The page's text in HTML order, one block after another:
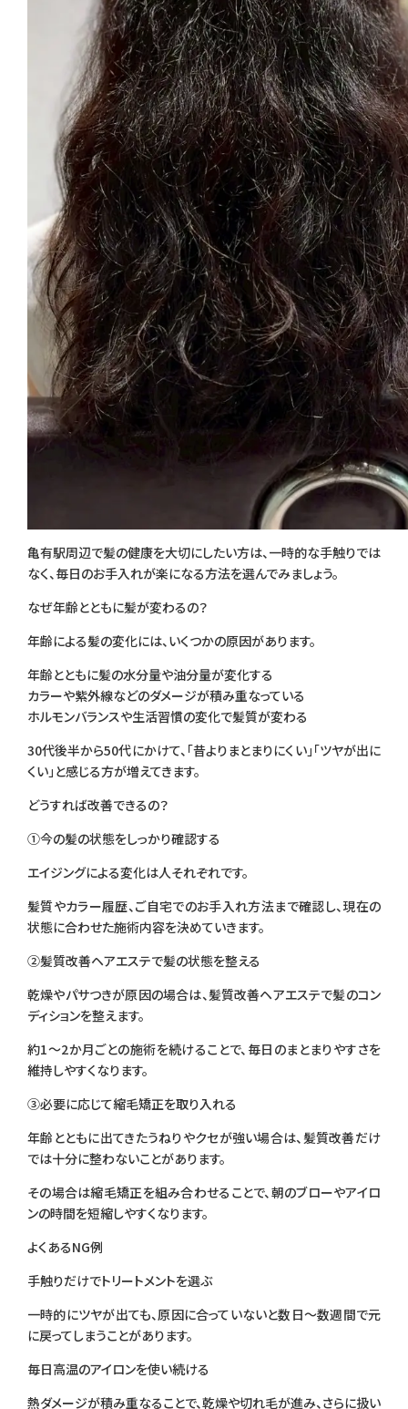
亀有駅周辺で髪の健康を大切にしたい方は、一時的な手触りでは
なく、毎日のお手入れが楽になる方法を選んでみましょう。
なぜ年齢とともに髪が変わるの？
年齢による髪の変化には、いくつかの原因があります。
年齢とともに髪の水分量や油分量が変化する
カラーや紫外線などのダメージが積み重なっている
ホルモンバランスや生活習慣の変化で髪質が変わる
30代後半から50代にかけて、「昔よりまとまりにくい」「ツヤが出に
くい」と感じる方が増えてきます。
どうすれば改善できるの？
①今の髪の状態をしっかり確認する
エイジングによる変化は人それぞれです。
髪質やカラー履歴、ご自宅でのお手入れ方法まで確認し、現在の
状態に合わせた施術内容を決めていきます。
②髪質改善ヘアエステで髪の状態を整える
乾燥やパサつきが原因の場合は、髪質改善ヘアエステで髪のコン
ディションを整えます。
約1〜2か月ごとの施術を続けることで、毎日のまとまりやすさを
維持しやすくなります。
③必要に応じて縮毛矯正を取り入れる
年齢とともに出てきたうねりやクセが強い場合は、髪質改善だけ
では十分に整わないことがあります。
その場合は縮毛矯正を組み合わせることで、朝のブローやアイロ
ンの時間を短縮しやすくなります。
よくあるNG例
手触りだけでトリートメントを選ぶ
一時的にツヤが出ても、原因に合っていないと数日〜数週間で元
に戻ってしまうことがあります。
毎日高温のアイロンを使い続ける
熱ダメージが積み重なることで、乾燥や切れ毛が進み、さらに扱い